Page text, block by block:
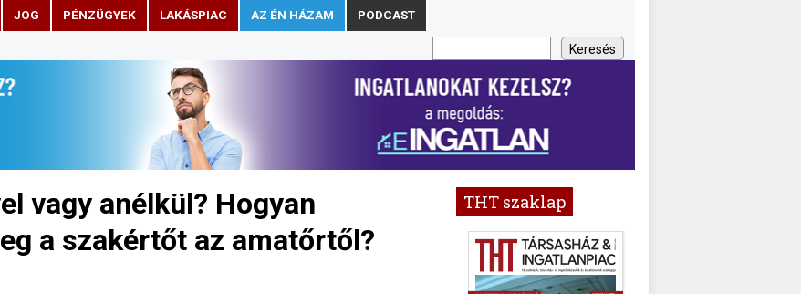
JOG PÉNZÜGYEK LAKÁSPIAC AZ ÉN HÁZAM PODCAST
vagy anélkül? Hogyan
a szakértőt az amatőrtől?
THT szaklap